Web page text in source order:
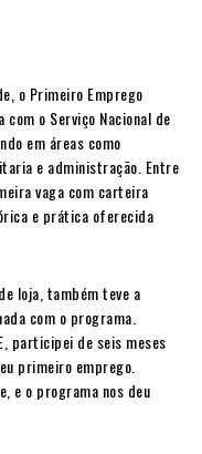
o Primeiro Emprego
o Serviço Nacional de
em áreas como
e administração. Entre
vaga com carteira
e prática oferecida
loja, também teve a
com o programa.
participei de seis meses
primeiro emprego.
e o programa nos deu